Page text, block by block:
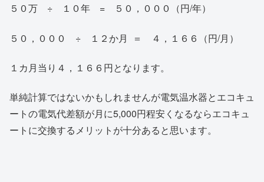
５０万 ÷ １０年 = ５０，０００（円/年）
５０，０００ ÷ １２か月 ＝ ４，１６６（円/月）
１カ月当り４，１６６円となります。
単純計算ではないかもしれませんが電気温水器とエコキュ
ートの電気代差額が月に5,000円程安くなるならエコキュ
ートに交換するメリットが十分あると思います。